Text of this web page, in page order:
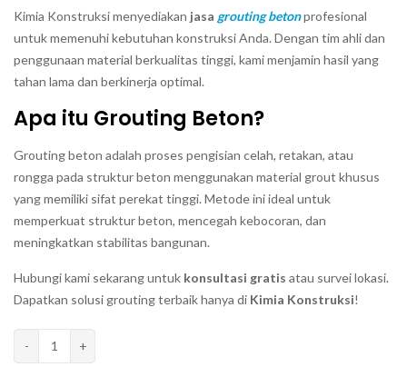
Kimia Konstruksi menyediakan jasa grouting betonprofesional
untuk memenuhi kebutuhan konstruksi Anda. Dengan tim ahli dan
penggunaan material berkualitas tinggi, kami menjamin hasil yang
tahan lama dan berkinerja optimal.
Apa itu Grouting Beton?
Grouting beton adalah proses pengisian celah, retakan, atau
rongga pada struktur beton menggunakan material grout khusus
yang memiliki sifat perekat tinggi. Metode ini ideal untuk
memperkuat struktur beton, mencegah kebocoran, dan
meningkatkan stabilitas bangunan.
Hubungi kami sekarang untuk konsultasi gratis atau survei lokasi.
Dapatkan solusi grouting terbaik hanya di Kimia Konstruksi!
-
Kuantitas
Jasa
+